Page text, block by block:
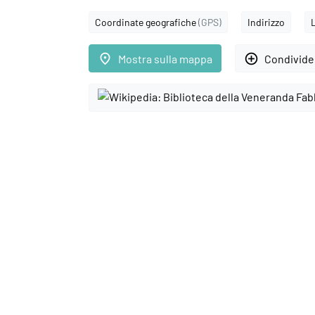
Coordinate geografiche(GPS) Indirizzo
place Mostra sulla mappa add_circle_outline